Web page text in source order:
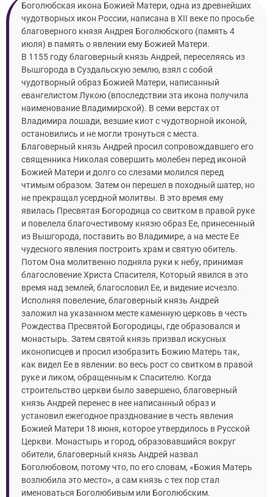
Боголюбская икона Божией Матери, одна из древнейших
чудотворных икон России, написана в XII веке по просьбе
благоверного князя Андрея Боголюбского (память 4
июля) в память о явлении ему Божией Матери.
В 1155 году благоверный князь Андрей, переселяясь из
Вышгорода в Суздальскую землю, взял с собой
чудотворный образ Божией Матери, написанный
евангелистом Лукою (впоследствии эта икона получила
наименование Владимирской). В семи верстах от
Владимира лошади, везшие киот с чудотворной иконой,
остановились и не могли тронуться с места.
Благоверный князь Андрей просил сопровождавшего его
священника Николая совершить молебен перед иконой
Божией Матери и долго со слезами молился перед
чтимым образом. Затем он перешел в походный шатер, но
не прекращал усердной молитвы. В это время ему
явилась Пресвятая Богородица со свитком в правой руке
и повелела благочестивому князю образ Ее, принесенный
из Вышгорода, поставить во Владимире, а на месте Ее
чудесного явления построить храм и святую обитель.
Потом Она молитвенно подняла руки к небу, принимая
благословение Христа Спасителя, Который явился в это
время над землей, благословил Ее, и видение исчезло.
Исполняя повеление, благоверный князь Андрей
заложил на указанном месте каменную церковь в честь
Рождества Пресвятой Богородицы, где образовался и
монастырь. Затем святой князь призвал искусных
иконописцев и просил изобразить Божию Матерь так,
как видел Ее в явлении: во весь рост со свитком в правой
руке и ликом, обращенным к Спасителю. Когда
строительство церкви было завершено, благоверный
князь Андрей перенес в нее написанный образ и
установил ежегодное празднование в честь явления
Божией Матери 18 июня, которое утвердилось в Русской
Церкви. Монастырь и город, образовавшийся вокруг
обители, благоверный князь Андрей назвал
Боголюбовом, потому что, по его словам, «Божия Матерь
возлюбила это место», а сам князь с тех пор стал
именоваться Боголюбивым или Боголюбским.